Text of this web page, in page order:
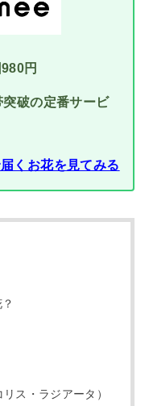
円
破の定番サービ
くお花を見てみる
ス・ラジアータ）